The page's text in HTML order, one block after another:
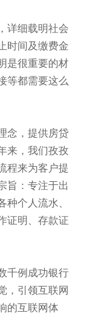
详细载明社会
时间及缴费金
是很重要的材
等都需要这么
念，提供房贷
来，我们孜孜
程来为客户提
旨：专注于出
种个人流水、
证明、存款证
千例成功银行
，引领互联网
的互联网体